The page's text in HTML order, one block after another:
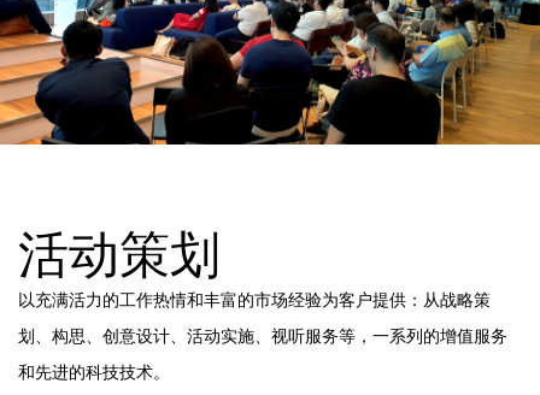
活动策划
以充满活力的工作热情和丰富的市场经验为客户提供：从战略策
划、构思、创意设计、活动实施、视听服务等，一系列的增值服务
和先进的科技技术。